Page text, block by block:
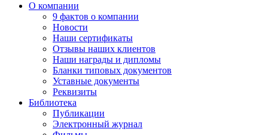
О компании
9 фактов о компании
Новости
Наши сертификаты
Отзывы наших клиентов
Наши награды и дипломы
Бланки типовых документов
Уставные документы
Реквизиты
Библиотека
Публикации
Электронный журнал